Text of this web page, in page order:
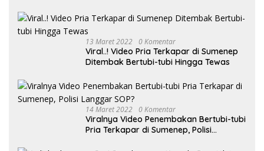
13 Maret 2022 0 Komentar
Viral..! Video Pria Terkapar di Sumenep
Ditembak Bertubi-tubi Hingga Tewas
14 Maret 2022 0 Komentar
Viralnya Video Penembakan Bertubi-tubi
Pria Terkapar di Sumenep, Polisi